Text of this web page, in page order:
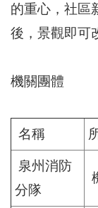
的重心，社區
後，景觀即可
機關團體
名稱
泉州消防
分隊